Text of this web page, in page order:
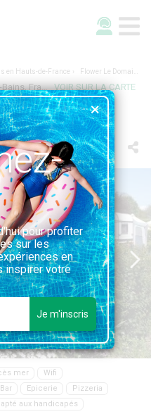
en Hauts-de-France Flower Le Domaine du Rompval
LES-BAINS VOIR SUR LA CARTE
mer
Wifi
Bar Epicerie
Pizzeria
aux handicapés
pour profiter
sur les
en
inspirer votre
Je m'inscris